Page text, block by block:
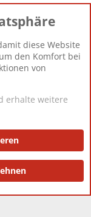
12.427
Berlin
Impressum
Ltd.
diese Website
den Komfort bei
von
erhalte weitere